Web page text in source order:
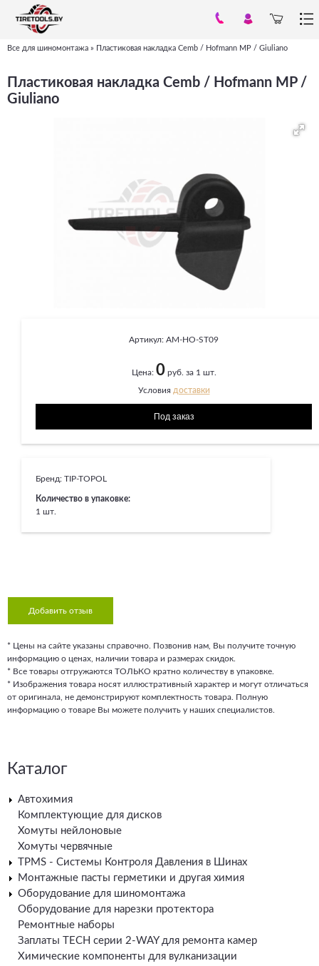
здесь
Все для шиномонтажа » Пластиковая накладка Cemb / Hofmann MP / Giuliano
Пластиковая накладка Cemb / Hofmann MP /
Giuliano
Артикул: AM-HO-ST09
Цена: 0руб. за 1 шт.
Условия доставки
Бренд: TIP-TOPOL
Количество в упаковке:
1 шт.
Добавить отзыв
* Цены на сайте указаны справочно. Позвонив нам, Вы получите точную
информацию о ценах, наличии товара и размерах скидок.
* Все товары отгружаются ТОЛЬКО кратно количеству в упаковке.
* Изображения товара носят иллюстративный характер и могут отличаться
от оригинала, не демонстрируют комплектность товара. Полную
информацию о товаре Вы можете получить у наших специалистов.
Каталог
Автохимия
Комплектующие для дисков
Хомуты нейлоновые
Хомуты червячные
TPMS - Системы Контроля Давления в Шинах
Монтажные пасты герметики и другая химия
Оборудование для шиномонтажа
Оборудование для нарезки протектора
Ремонтные наборы
Заплаты TECH серии 2-WAY для ремонта камер
Химические компоненты для вулканизации